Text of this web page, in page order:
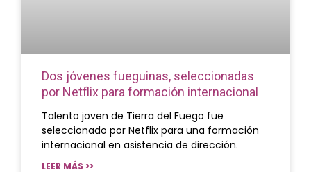
Dos jóvenes fueguinas, seleccionadas
por Netflix para formación internacional
Talento joven de Tierra del Fuego fue
seleccionado por Netflix para una formación
internacional en asistencia de dirección.
LEER MÁS >>